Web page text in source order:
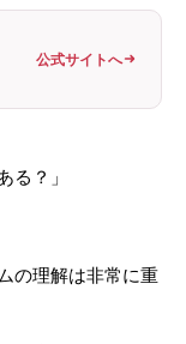
公式サイトへ
る？」
の理解は非常に重